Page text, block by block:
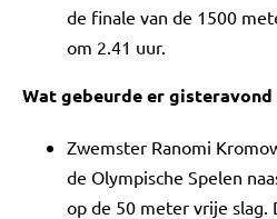
de finale van de 1500
om 2.41 uur.
Wat gebeurde er gisteravond
Zwemster Ranomi
de Olympische Spelen
op de 50 meter vrije